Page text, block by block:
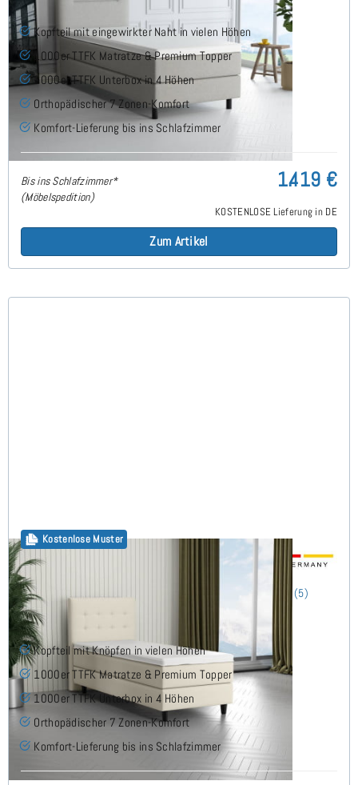
Kopfteil mit eingewirkter Naht in vielen Höhen
1000er TTFK Matratze & Premium Topper
1000er TTFK Unterbox in 4 Höhen
Orthopädischer 7 Zonen-Komfort
Komfort-Lieferung bis ins Schlafzimmer
Bis ins Schlafzimmer*
(Möbelspedition)
1.419 €
KOSTENLOSE Lieferung in DE
Zum Artikel
Kostenlose Muster
Salo Boxspringbett 90x210 cm (5)
Kopfteil mit Knöpfen in vielen Höhen
1000er TTFK Matratze & Premium Topper
1000er TTFK Unterbox in 4 Höhen
Orthopädischer 7 Zonen-Komfort
Komfort-Lieferung bis ins Schlafzimmer